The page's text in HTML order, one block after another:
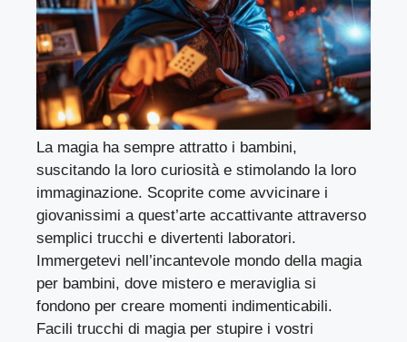
La magia ha sempre attratto i bambini,
suscitando la loro curiosità e stimolando la loro
immaginazione. Scoprite come avvicinare i
giovanissimi a quest’arte accattivante attraverso
semplici trucchi e divertenti laboratori.
Immergetevi nell’incantevole mondo della magia
per bambini, dove mistero e meraviglia si
fondono per creare momenti indimenticabili.
Facili trucchi di magia per stupire i vostri